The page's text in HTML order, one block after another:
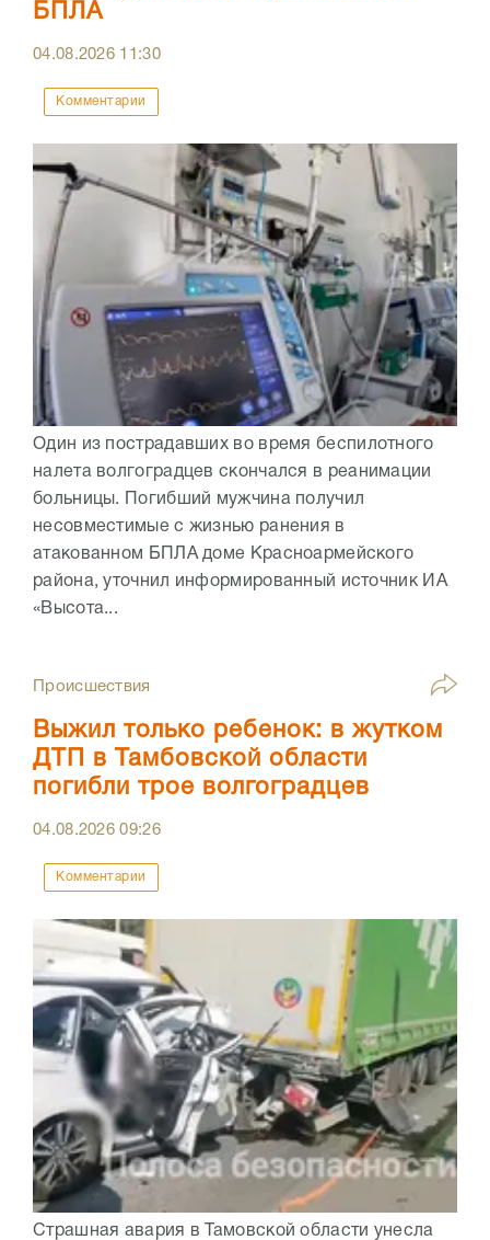
БПЛА
04.08.2026 11:30
Комментарии
Один из пострадавших во время беспилотного
налета волгоградцев скончался в реанимации
больницы. Погибший мужчина получил
несовместимые с жизнью ранения в
атакованном БПЛА доме Красноармейского
района, уточнил информированный источник ИА
«Высота...
Происшествия
Выжил только ребенок: в жутком
ДТП в Тамбовской области
погибли трое волгоградцев
04.08.202609:26
Комментарии
Страшная авария в Тамовской области унесла